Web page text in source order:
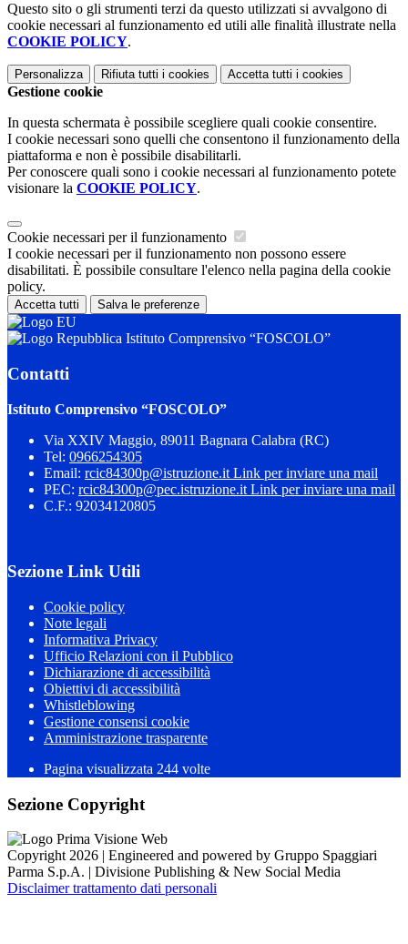
Questo sito o gli strumenti terzi da questo utilizzati si avvalgono di
cookie necessari al funzionamento ed utili alle finalità illustrate nella
COOKIE POLICY.
Personalizza Rifiuta tutti i cookies Accetta tutti i cookies
Gestione cookie
In questa schermata è possibile scegliere quali cookie consentire.
I cookie necessari sono quelli che consentono il funzionamento della
piattaforma e non è possibile disabilitarli.
Per conoscere quali sono i cookie necessari al funzionamento potete
visionare la COOKIE POLICY.
Cookie necessari per il funzionamento
I cookie necessari per il funzionamento non possono essere
disabilitati. È possibile consultare l'elenco nella pagina della cookie
policy.
Accetta tutti Salva le preferenze
Istituto Comprensivo “FOSCOLO”
Contatti
Istituto Comprensivo “FOSCOLO”
Via XXIV Maggio, 89011 Bagnara Calabra (RC)
Tel: 0966254305
Email: rcic84300p@istruzione.it Link per inviare una mail
PEC: rcic84300p@pec.istruzione.it Link per inviare una mail
C.F.: 92034120805
Sezione Link Utili
Cookie policy
Note legali
Informativa Privacy
Ufficio Relazioni con il Pubblico
Dichiarazione di accessibilità
Obiettivi di accessibilità
Whistleblowing
Gestione consensi cookie
Amministrazione trasparente
Pagina visualizzata 244 volte
Sezione Copyright
Copyright 2026 | Engineered and powered by Gruppo Spaggiari
Parma S.p.A. | Divisione Publishing & New Social Media
Disclaimer trattamento dati personali